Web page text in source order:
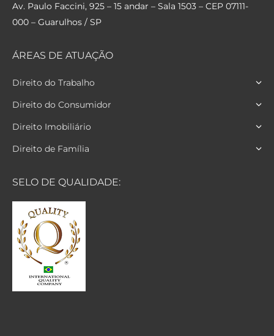
Av. Paulo Faccini, 925 – 15 andar – Sala 1503 – CEP 07111-
000 – Guarulhos / SP
ÁREAS DE ATUAÇÃO
Direito do Trabalho
Direito do Consumidor
Direito Imobiliário
Direito de Família
SELO DE QUALIDADE: